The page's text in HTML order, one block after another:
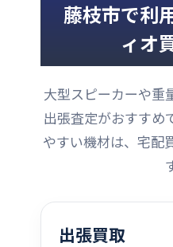
藤枝市で利
ィオ
大型スピーカーや重
出張査定がおすすめ
やすい機材は、宅配
出張買取